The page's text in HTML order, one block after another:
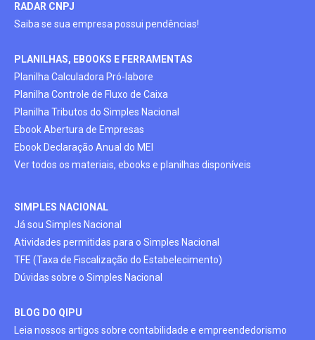
RADAR CNPJ
Saiba se sua empresa possui pendências!
PLANILHAS, EBOOKS E FERRAMENTAS
Planilha Calculadora Pró-labore
Planilha Controle de Fluxo de Caixa
Planilha Tributos do Simples Nacional
Ebook Abertura de Empresas
Ebook Declaração Anual do MEI
Ver todos os materiais, ebooks e planilhas disponíveis
SIMPLES NACIONAL
Já sou Simples Nacional
Atividades permitidas para o Simples Nacional
TFE (Taxa de Fiscalização do Estabelecimento)
Dúvidas sobre o Simples Nacional
BLOG DO QIPU
Leia nossos artigos sobre contabilidade e empreendedorismo